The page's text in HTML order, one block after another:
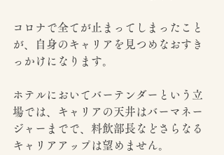
コロナで全てが止まってしまったこと
が、自身のキャリアを見つめなおすき
っかけになります。
ホテルにおいてバーテンダーという立
場では、キャリアの天井はバーマネー
ジャーまでで、料飲部長などさらなる
キャリアアップは望めません。